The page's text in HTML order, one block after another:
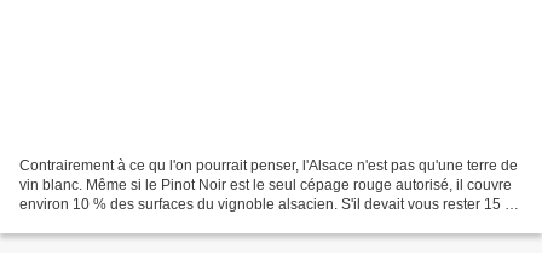
Contrairement à ce qu l'on pourrait penser, l'Alsace n'est pas qu'une terre de
vin blanc. Même si le Pinot Noir est le seul cépage rouge autorisé, il couvre
environ 10 % des surfaces du vignoble alsacien. S'il devait vous rester 15 cl